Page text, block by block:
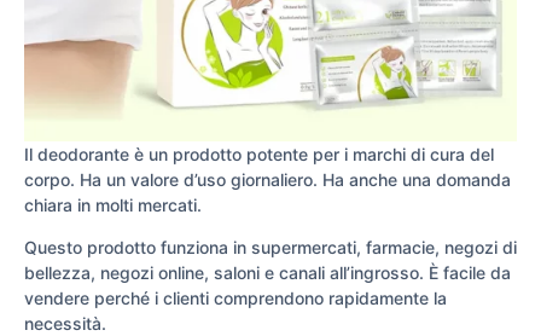
Il deodorante è un prodotto potente per i marchi di cura del
corpo. Ha un valore d’uso giornaliero. Ha anche una domanda
chiara in molti mercati.
Questo prodotto funziona in supermercati, farmacie, negozi di
bellezza, negozi online, saloni e canali all’ingrosso. È facile da
vendere perché i clienti comprendono rapidamente la
necessità.